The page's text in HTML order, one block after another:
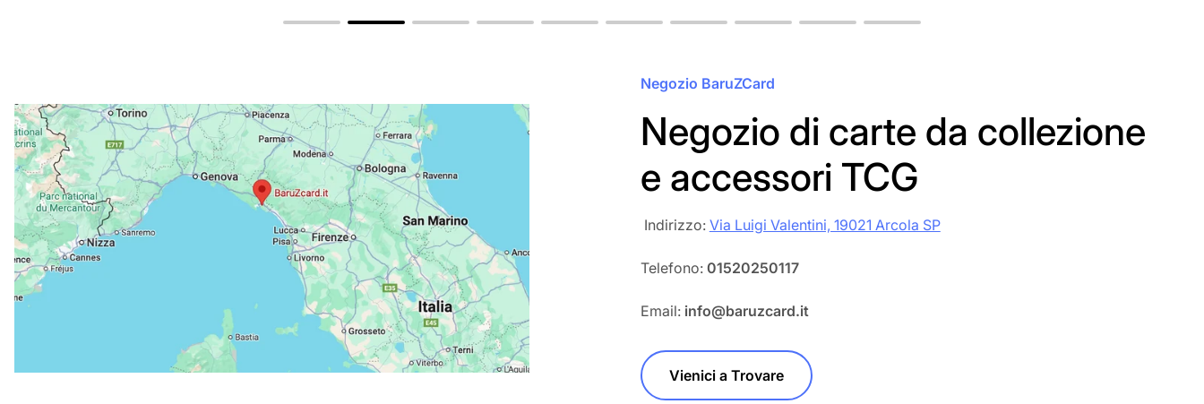
Negozio BaruZCard
Negozio di carte da collezione
e accessori TCG
‎‎ Indirizzo: Via Luigi Valentini, 19021 Arcola SP
Telefono: 01520250117
Email: info@baruzcard.it
Vienici a Trovare